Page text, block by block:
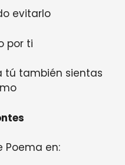
evitarlo
por ti
tú también sientas
Poema en: